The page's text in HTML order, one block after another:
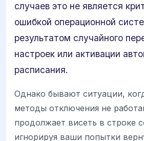
случаев это не является
ошибкой операционной
результатом случайного
настроек или активации
расписания.
Однако бывают ситуации,
методы отключения не
продолжает висеть в строке
игнорируя ваши попытки